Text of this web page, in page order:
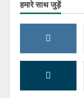
हमारे साथ जुड़ें